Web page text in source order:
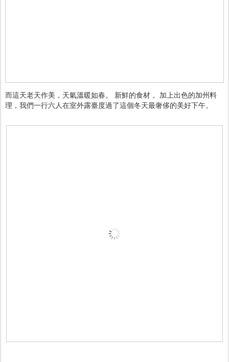
而這天老天作美，天氣溫暖如春。 新鮮的食材， 加上出色的加州料
理，我們一行六人在室外露臺度過了這個冬天最奢侈的美好下午。